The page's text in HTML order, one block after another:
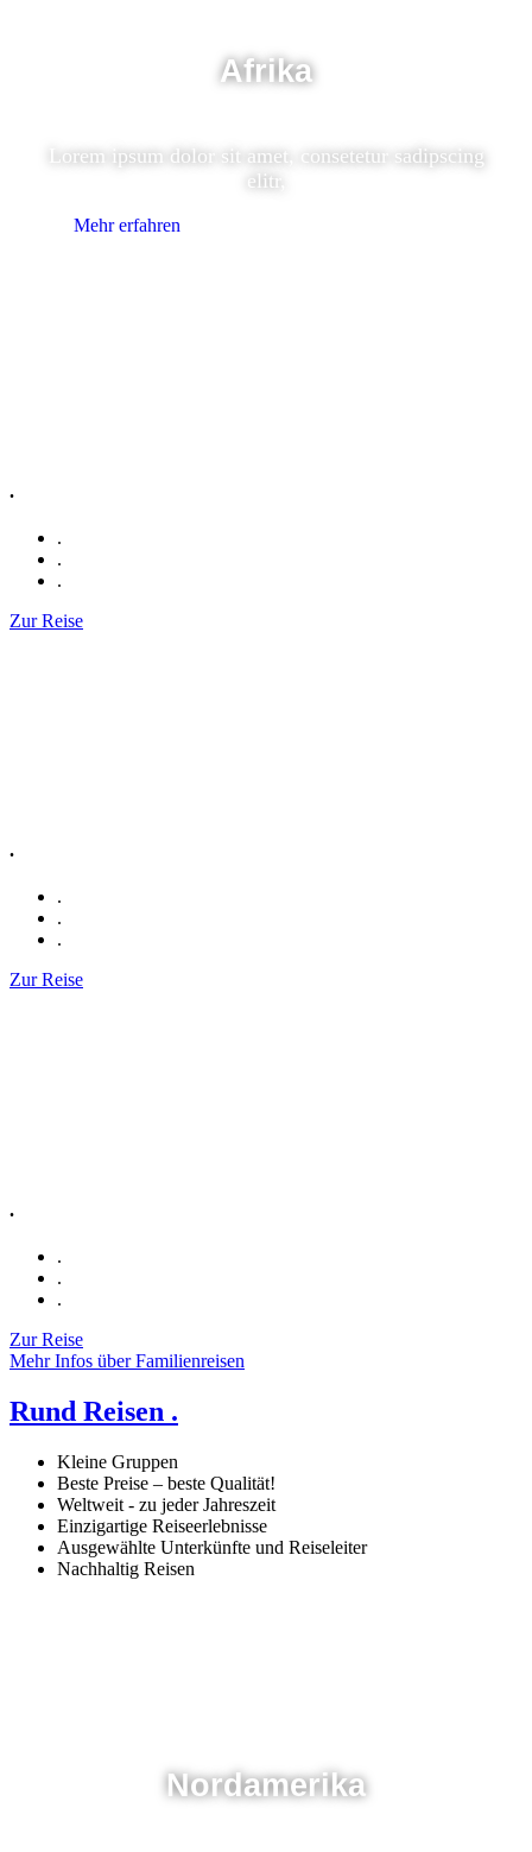
Afrika
Lorem ipsum dolor sit amet, consetetur sadipscing
elitr,
Mehr erfahren
.
.
.
.
Zur Reise
.
.
.
.
Zur Reise
.
.
.
.
Zur Reise
Mehr Infos über Familienreisen
Rund Reisen .
Kleine Gruppen
Beste Preise – beste Qualität!
Weltweit - zu jeder Jahreszeit
Einzigartige Reiseerlebnisse
Ausgewählte Unterkünfte und Reiseleiter
Nachhaltig Reisen
Nordamerika